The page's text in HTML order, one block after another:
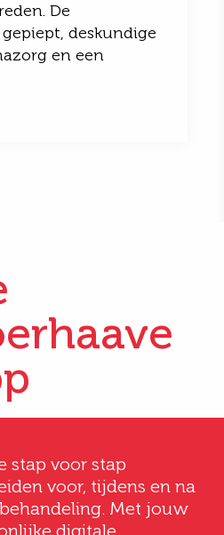
De
deskundige
en een
Gertrud
Hoever-
58 jaar oud
stap voor stap
voor, tijdens en na
Met jouw
digitale